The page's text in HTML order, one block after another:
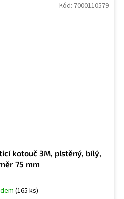
kotouč 3M, plstěný, bílý,
75 mm
(165 ks)
Kód: 7000110579